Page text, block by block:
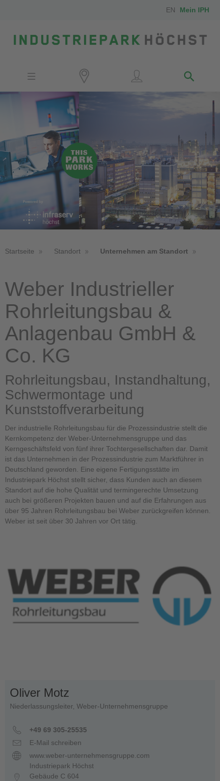
EN Mein IPH
IPH-Mitarbeiter
Kontakt
Anfahrt
Startseite Standort Unternehmen am Standort
Weber Industrieller
Rohrleitungsbau &
Anlagenbau GmbH &
Co. KG
Rohrleitungsbau, Instandhaltung,
Schwermontage und
Kunststoffverarbeitung
Der industrielle Rohrleitungsbau für die Prozessindustrie stellt die
Kernkompetenz der Weber-Unternehmensgruppe und das
Kerngeschäftsfeld von fünf ihrer Tochtergesellschaften dar. Damit
ist das Unternehmen in der Prozessindustrie zum Marktführer in
Deutschland geworden. Eine eigene Fertigungsstätte im
Industriepark Höchst stellt sicher, dass Kunden auch an diesem
Standort auf die hohe Qualität und termingerechte Umsetzung
auch bei größeren Projekten bauen und auf die Erfahrungen aus
über 95 Jahren Rohrleitungsbau bei Weber zurückgreifen können.
Weber ist seit über 30 Jahren vor Ort tätig.
Oliver Motz
Niederlassungsleiter, Weber-Unternehmensgruppe
+49 69 305-25535
E-Mail schreiben
www.weber-unternehmensgruppe.com
Industriepark Höchst
Gebäude C 604